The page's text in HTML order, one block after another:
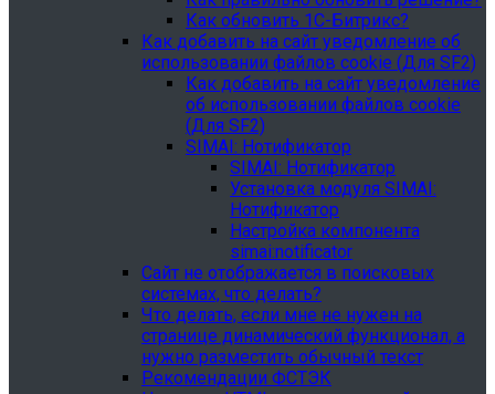
Как обновить 1С-Битрикс?
Как добавить на сайт уведомление об
использовании файлов cookie (Для SF2)
Как добавить на сайт уведомление
об использовании файлов cookie
(Для SF2)
SIMAI: Нотификатор
SIMAI: Нотификатор
Установка модуля SIMAI:
Нотификатор
Настройка компонента
simai:notificator
Сайт не отображается в поисковых
системах, что делать?
Что делать, если мне не нужен на
странице динамический функционал, а
нужно разместить обычный текст
Рекомендации ФСТЭК